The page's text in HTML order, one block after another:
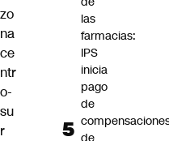
zo
na
ce
ntr
o-
su
r
las
farmacias:
IPS
inicia
pago
de
de